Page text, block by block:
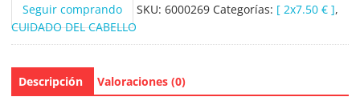
Seguir comprando SKU: 6000269 Categorías: [ 2x7.50 € ],
CUIDADO DEL CABELLO
Descripción Valoraciones (0)